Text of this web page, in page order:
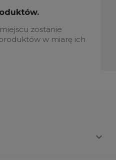
zostanie
w miarę ich
